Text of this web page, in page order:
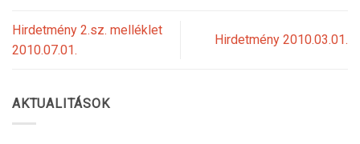
Hirdetmény 2.sz. melléklet
2010.07.01.
Hirdetmény 2010.03.01.
AKTUALITÁSOK